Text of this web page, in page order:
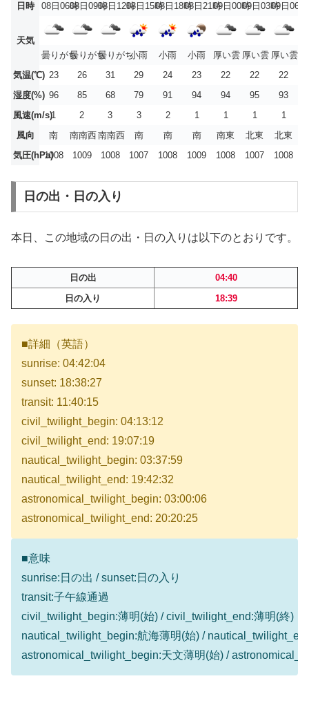
日時 08日06時08日09時08日12時08日15時08日18時08日21時09日00時09日03時09日06時
天気
曇りがち曇りがち曇りがち小雨 小雨 小雨 厚い雲 厚い雲 厚い雲
気温(℃) 23 26 31 29 24 23 22 22
22
湿度(%) 96 85 68 79 91 94 94 95
93
風速(m/s)1 2 3 3 2 1 1 1
1
風向
南 南南西南南西 南 南 南 南東 北東
北東
気圧(hPa)1008 1009 1008 1007 1008 1009 1008 1007 1008
日の出・日の入り
本日、この地域の日の出・日の入りは以下のとおりです。
日の出
04:40
日の入り
18:39
■詳細（英語）
sunrise: 04:42:04
sunset: 18:38:27
transit: 11:40:15
civil_twilight_begin: 04:13:12
civil_twilight_end: 19:07:19
nautical_twilight_begin: 03:37:59
nautical_twilight_end: 19:42:32
astronomical_twilight_begin: 03:00:06
astronomical_twilight_end: 20:20:25
■意味
sunrise:日の出 / sunset:日の入り
transit:子午線通過
civil_twilight_begin:薄明(始) / civil_twilight_end:薄明(終)
nautical_twilight_begin:航海薄明(始) /
astronomical_twilight_begin:天文薄明(始) /